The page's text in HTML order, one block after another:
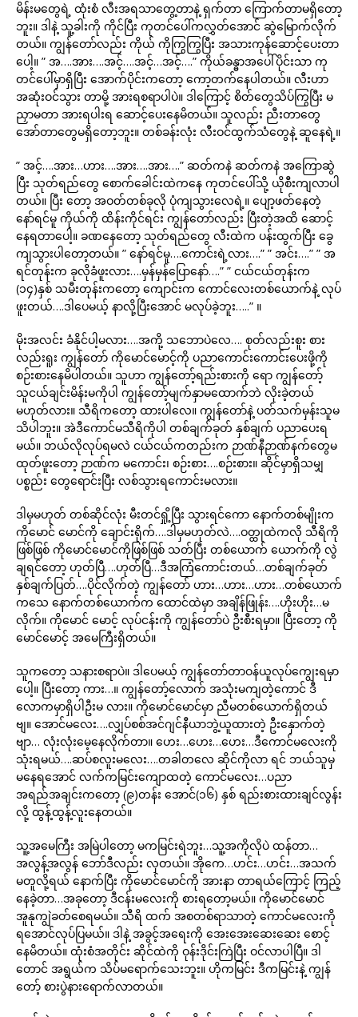
မိန်းမတွေရဲ့ ထုံးစံ လီးအရသာတွေ့တာနဲ့ ရှက်တာ ကြောက်တာမရှိတော့
ဘူး။ ဒါနဲ့ သူ့ခါးကို ကိုင်ပြီး ကုတင်ပေါ်ကလွှတ်အောင် ဆွဲမြောက်လိုက်
တယ်။ ကျွန်တော်လည်း ကိုယ် ကိုကြွကြွပြီး အသားကုန်ဆောင့်ပေးတာ
ပေါ့။ ” အ….အား….အင့်….အင့်…အင့်….” ကိုယ်ခန္ဓာအပေါ်ပိုင်းသာ ကု
တင်ပေါ်မှာရှိပြီး အောက်ပိုင်းကတော့ ကော့တက်နေပါတယ်။ လီးဟာ
အဆုံးဝင်သွား တာမို့ အားရစရာပါပဲ။ ဒါကြောင့် စိတ်တွေသိပ်ကြွပြီး မ
ညှာမတာ အားရပါးရ ဆောင့်ပေးနေမိတယ်။ သူလည်း ညီးတာတွေ
အော်တာတွေမရှိတော့ဘူး။ တစ်ခန်းလုံး လီးဝင်ထွက်သံတွေနဲ့ ဆူနေရဲ့။
” အင့်….အား…ဟား….အား….အား….” ဆတ်ကနဲ ဆတ်ကနဲ အကြောဆွဲ
ပြီး သုတ်ရည်တွေ စောက်ခေါင်းထဲကနေ ကုတင်ပေါ်သို့ ယိုစီးကျလာပါ
တယ်။ ပြီး တော့ အဝတ်တစ်ခုလို ပုံကျသွားလေရဲ့။ ပျော့ဖတ်နေတဲ့
နော်ရင်မူ ကိုယ်ကို ထိန်းကိုင်ရင်း ကျွန်တော်လည်း ပြီးတဲ့အထိ ဆောင့်
နေရတာပေါ့။ ခဏနေတော့ သုတ်ရည်တွေ လီးထဲက ပန်းထွက်ပြီး ခွေ
ကျသွားပါတော့တယ်။ ” နော်ရင်မူ….ကောင်းရဲ့လား….” ” အင်း….” ” အ
ရင်တုန်းက ခုလိုခံဖူးလား….မှန်မှန်ပြောနော်….” ” ငယ်ငယ်တုန်းက
(၁၄)နှစ် သမီးတုန်းကတော့ ကျောင်းက ကောင်လေးတစ်ယောက်နဲ့ လုပ်
ဖူးတယ်….ဒါပေမယ့် နာလို့ပြီးအောင် မလုပ်ခဲ့ဘူး…..” ။
မိုးအလင်း ခံနိုင်ပါ့မလား….အကို့ သဘောပဲလေ…. စုတ်လည်းစူး စား
လည်းရူး ကျွန်တော် ကိုမောင်မောင့်ကို ပညာကောင်းကောင်းပေးဖို့ကို
စဉ်းစားနေမိပါတယ်။ သူဟာ ကျွန်တော့်ရည်းစားကို ရော ကျွန်တော့်
သူငယ်ချင်းမိန်းမကိုပါ ကျွန်တော့်မျက်နှာမထောက်ဘဲ လိုးခဲ့တယ်
မဟုတ်လား။ သီရိကတော့ ထားပါလေ။ ကျွန်တော်နဲ့ ပတ်သက်မှန်းသူမ
သိပါဘူး။ အဲဒီကောင်မသီရိကိုပါ တစ်ချက်ခုတ် နှစ်ချက် ပညာပေးရ
မယ်။ ဘယ်လိုလုပ်ရမလဲ ငယ်ငယ်ကတည်းက ဉာဏ်နီဉာဏ်နက်တွေမ
ထုတ်ဖူးတော့ ဉာဏ်က မကောင်း၊ စဉ်းစား….စဉ်းစား။ ဆိုင်မှာရှိသမျှ
ပစ္စည်း တွေရောင်းပြီး လစ်သွားရကောင်းမလား။
ဒါမှမဟုတ် တစ်ဆိုင်လုံး မီးတင်ရှို့ပြီး သွားရင်ကော နောက်တစ်မျိုးက
ကိုမောင် မောင်ကို ချောင်းရိုက်….ဒါမှမဟုတ်လဲ….ဝတ္ထုထဲကလို သီရိကို
ဖြစ်ဖြစ် ကိုမောင်မောင်ကိုဖြစ်ဖြစ် သတ်ပြီး တစ်ယောက် ယောက်ကို လွဲ
ချရင်တော့ ဟုတ်ပြီ….ဟုတ်ပြီ…ဒီအကြံကောင်းတယ်…တစ်ချက်ခုတ်
နှစ်ချက်ပြတ်….ပိုင်လိုက်တဲ့ ကျွန်တော် ဟား…ဟား…ဟား…တစ်ယောက်
ကသေ နောက်တစ်ယောက်က ထောင်ထဲမှာ အချိန်ဖြုန်း….ဟိုးဟိုး…မ
လိုက်။ ကိုမောင် မောင့် လုပ်ငန်းကို ကျွန်တော်ပဲ ဦးစီးရမှာ။ ပြီးတော့ ကို
မောင်မောင့် အမေကြီးရှိတယ်။
သူကတော့ သနားစရာပဲ။ ဒါပေမယ့် ကျွန်တော်တာဝန်ယူလုပ်ကျွေးရမှာ
ပေါ့။ ပြီးတော့ ကား…။ ကျွန်တော့်လောက် အသုံးမကျတဲ့ကောင် ဒီ
လောကမှာရှိပါဦးမ လား။ ကိုမောင်မောင်မှာ ညီမတစ်ယောက်ရှိတယ်
ဗျ။ အောင်မလေး….လျှပ်စစ်အင်ဂျင်နီယာဘွဲ့ယူထားတဲ့ ဦးနှောက်တဲ့
ဗျာ… လုံးလုံးမေ့နေလိုက်တာ။ ဟေး…ဟေး…ဟေး…ဒီကောင်မလေးကို
သုံးရမယ်….ဆပ်စလူးမလေး….တခါတလေ ဆိုင်ကိုလာ ရင် ဘယ်သူမှ
မနေရအောင် လက်ကမြင်းကျောထတဲ့ ကောင်မလေး…ပညာ
အရည်အချင်းကတော့ (၉)တန်း အောင်(၁၆) နှစ် ရည်းစားထားချင်လွန်း
လို့ ထွန့်ထွန့်လူးနေတယ်။
သူ့အမေကြီး အမြဲပါတော့ မကမြင်းရဲဘူး…သူ့အကိုလိုပဲ ထန်တာ…
အလွန့်အလွန် ဘော်ဒီလည်း လှတယ်။ အိုကေ…ဟင်း…ဟင်း…အသက်
မတူလို့ရယ် နောက်ပြီး ကိုမောင်မောင်ကို အားနာ တာရယ်ကြောင့် ကြည့်
နေခဲ့တာ…အခုတော့ ဒီငန်းမလေးကို စားရတော့မယ်။ ကိုမောင်မောင်
အူနုကျွဲခတ်စေရမယ်။ သီရိ ထက် အစတစ်ရာသာတဲ့ ကောင်မလေးကို
ရအောင်လုပ်ပြမယ်။ ဒါနဲ့ အခွင့်အရေးကို အေးအေးဆေးဆေး စောင့်
နေမိတယ်။ ထုံးစံအတိုင်း ဆိုင်ထဲကို ဝုန်းဒိုင်းကြဲပြီး ဝင်လာပါပြီ။ ဒါ
တောင် အရွယ်က သိပ်မရောက်သေးဘူး။ ဟိုကမြင်း ဒီကမြင်းနဲ့ ကျွန်
တော့် စားပွဲနားရောက်လာတယ်။